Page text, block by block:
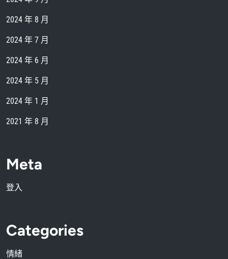
2024 年 8 月
2024 年 7 月
2024 年 6 月
2024 年 5 月
2024 年 1 月
2021 年 8 月
Meta
登入
Categories
情緒